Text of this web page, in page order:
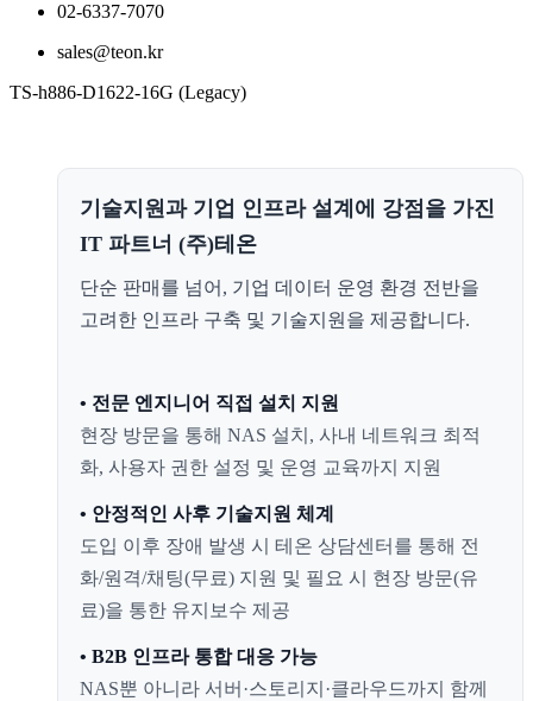
02-6337-7070
sales@teon.kr
TS-h886-D1622-16G (Legacy)
기술지원과 기업 인프라 설계에 강점을 가진
IT 파트너 (주)테온
단순 판매를 넘어, 기업 데이터 운영 환경 전반을
고려한 인프라 구축 및 기술지원을 제공합니다.
• 전문 엔지니어 직접 설치 지원
현장 방문을 통해 NAS 설치, 사내 네트워크 최적
화, 사용자 권한 설정 및 운영 교육까지 지원
• 안정적인 사후 기술지원 체계
도입 이후 장애 발생 시 테온 상담센터를 통해 전
화/원격/채팅(무료) 지원 및 필요 시 현장 방문(유
료)을 통한 유지보수 제공
• B2B 인프라 통합 대응 가능
NAS뿐 아니라 서버·스토리지·클라우드까지 함께